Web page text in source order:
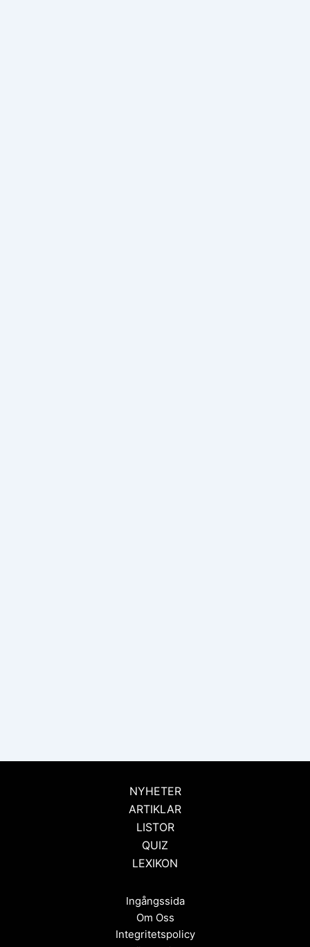
NYHETER
ARTIKLAR
LISTOR
QUIZ
LEXIKON
Ingångssida
Om Oss
Integritetspolicy